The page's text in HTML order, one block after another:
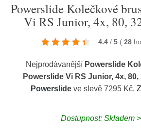
Powerslide Kolečkové
Vi RS Junior, 4x, 80,
4.4 / 5 ( 28
Nejprodávanější Powerslide
Powerslide Vi RS Junior, 4x, 80,
Powerslide ve slevě 7295 Kč.
Dostupnost: Skladem